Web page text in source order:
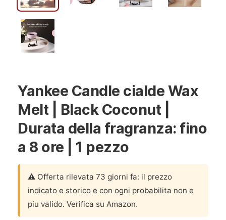
Yankee Candle cialde Wax
Melt | Black Coconut |
Durata della fragranza: fino
a 8 ore | 1 pezzo
⚠️ Offerta rilevata 73 giorni fa: il prezzo
indicato e storico e con ogni probabilita non e
piu valido. Verifica su Amazon.